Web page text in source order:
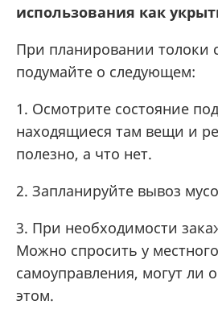
использования как
При планировании толоки
подумайте о следующем:
1. Осмотрите состояние
находящиеся там вещи и
полезно, а что нет.
2. Запланируйте вывоз
3. При необходимости
Можно спросить у местного
самоуправления, могут ли
этом.